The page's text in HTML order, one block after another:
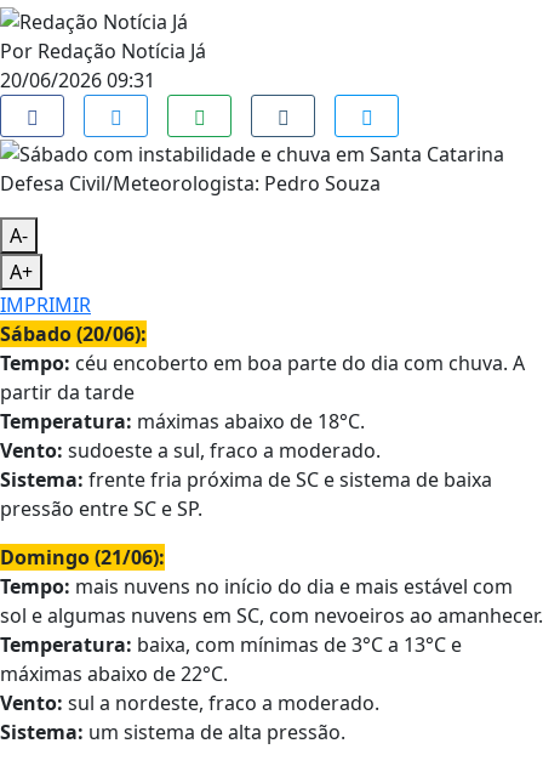
Por Redação Notícia Já
20/06/2026 09:31
Defesa Civil/Meteorologista: Pedro Souza
A-
A+
IMPRIMIR
Sábado (20/06):
Tempo: céu encoberto em boa parte do dia com chuva. A
partir da tarde
Temperatura: máximas abaixo de 18°C.
Vento: sudoeste a sul, fraco a moderado.
Sistema: frente fria próxima de SC e sistema de baixa
pressão entre SC e SP.
Domingo (21/06):
Tempo: mais nuvens no início do dia e mais estável com
sol e algumas nuvens em SC, com nevoeiros ao amanhecer.
Temperatura: baixa, com mínimas de 3°C a 13°C e
máximas abaixo de 22°C.
Vento: sul a nordeste, fraco a moderado.
Sistema: um sistema de alta pressão.